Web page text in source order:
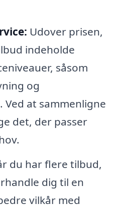
Udover prisen,
indeholde
såsom
og
at sammenligne
det, der passer
du har flere tilbud,
dig til en
vilkår med